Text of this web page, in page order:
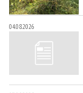
04.08.2026